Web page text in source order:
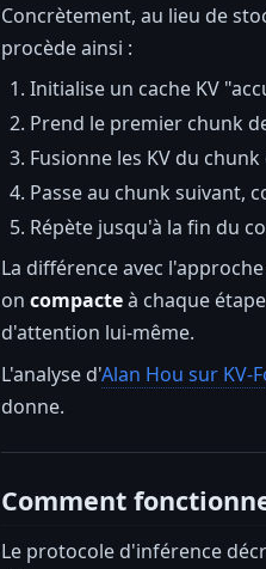
Concrètement, au lieu de
procède ainsi :
Initialise un cache KV
Prend le premier chunk
Fusionne les KV du
Passe au chunk suivant,
Répète jusqu'à la fin du
La différence avec
on compacteà chaque
d'attention lui-même.
L'analyse d'Alan Hou sur KV-
donne.
Comment
Le protocole d'inférence